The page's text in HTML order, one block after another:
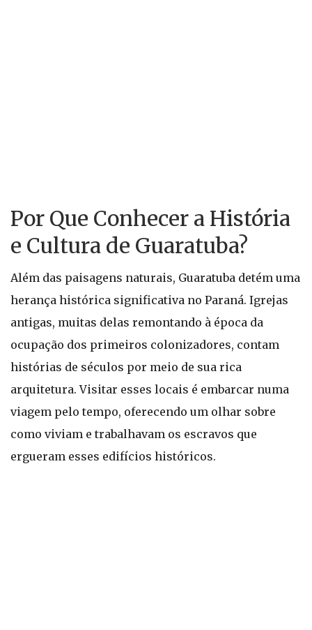
Por Que Conhecer a História
e Cultura de Guaratuba?
Além das paisagens naturais, Guaratuba detém uma
herança histórica significativa no Paraná. Igrejas
antigas, muitas delas remontando à época da
ocupação dos primeiros colonizadores, contam
histórias de séculos por meio de sua rica
arquitetura. Visitar esses locais é embarcar numa
viagem pelo tempo, oferecendo um olhar sobre
como viviam e trabalhavam os escravos que
ergueram esses edifícios históricos.